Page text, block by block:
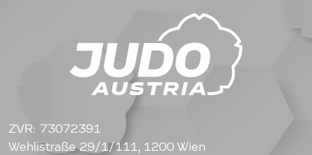
ZVR: 73072391
Wehlistraße 29/1/111, 1200 Wien